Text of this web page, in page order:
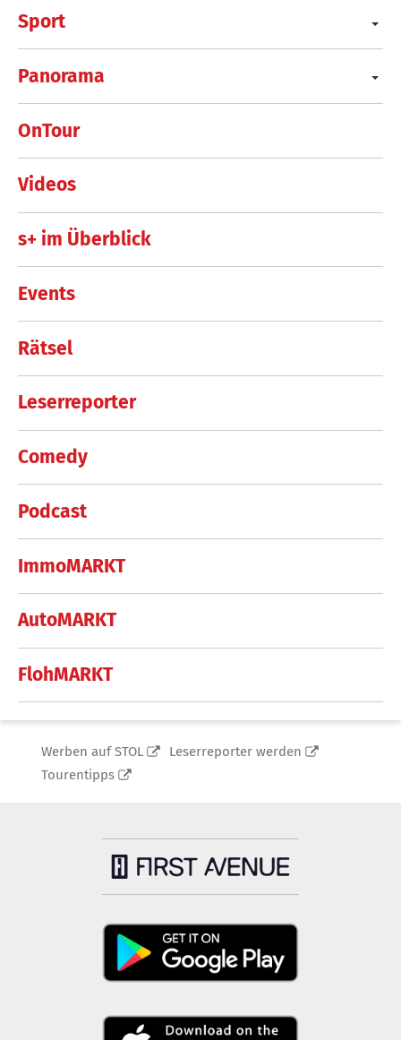
Sport
Panorama
OnTour
Videos
s+ im Überblick
Events
Rätsel
Leserreporter
Comedy
Podcast
ImmoMARKT
AutoMARKT
FlohMARKT
Werben auf STOL
Leserreporter werden
Tourentipps